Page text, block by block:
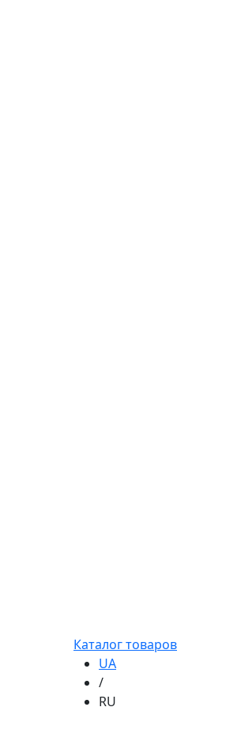
Каталог товаров
UA
/
RU